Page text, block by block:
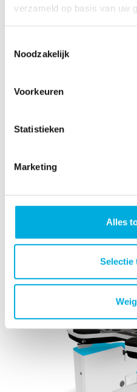
verzameld op basis van uw
Noodzakelijk
Voorkeuren
Statistieken
Marketing
Alles
Selectie
diepgaande diagnostiek en
Merk- en
ontworpen voor maximale
onafhankelijk van kraan‑
worden toegepast op
besturingen. Integratie
Hierdoor is de oplossing
aan bestaande installaties.